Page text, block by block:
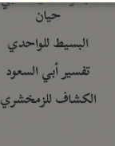
حيان
البسيط للواحدي
تفسير أبي السعود
الكشاف للزمخشري